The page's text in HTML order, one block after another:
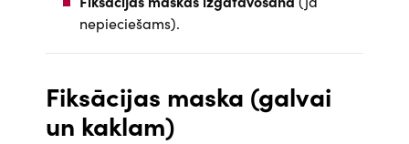
nepieciešams).
Fiksācijas maska (galvai
un kaklam)